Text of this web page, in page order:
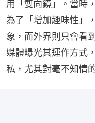
用「雙向鏡」。當時
為了「增加趣味性」
象，而外界則只會看
媒體曝光其運作方式
私，尤其對毫不知情